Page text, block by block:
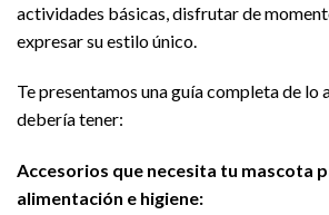
actividades básicas, disfrutar de
expresar su estilo único.
Te presentamos una guía completa de lo
debería tener:
Accesorios que necesita tu mascota
alimentación e higiene: